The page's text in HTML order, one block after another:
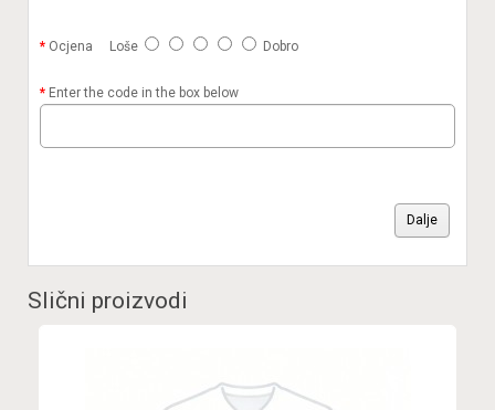
Ocjena Loše Dobro
Enter the code in the box below
Dalje
Slični proizvodi